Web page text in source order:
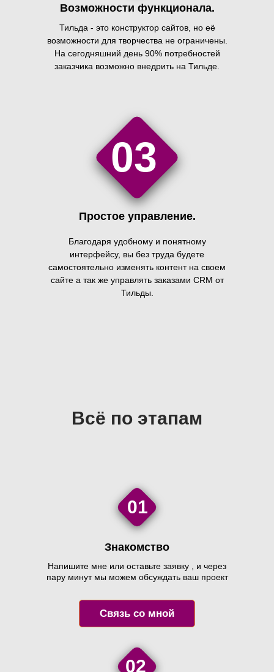
Возможности функционала.
Тильда - это конструктор сайтов, но её
возможности для творчества не ограничены.
На сегодняшний день 90% потребностей
заказчика возможно внедрить на Тильде.
03
Простое управление.
Благодаря удобному и понятному
интерфейсу, вы без труда будете
самостоятельно изменять контент на своем
сайте а так же управлять заказами CRM от
Тильды.
Всё по этапам
01
Знакомство
Напишите мне или оставьте заявку , и через
пару минут мы можем обсуждать ваш проект
02
Связь со мной